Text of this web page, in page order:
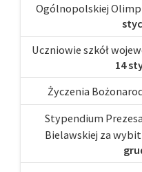
Ogólnopolskiej
Uczniowie szkół
14
Życzenia
Stypendium
Bielawskiej za